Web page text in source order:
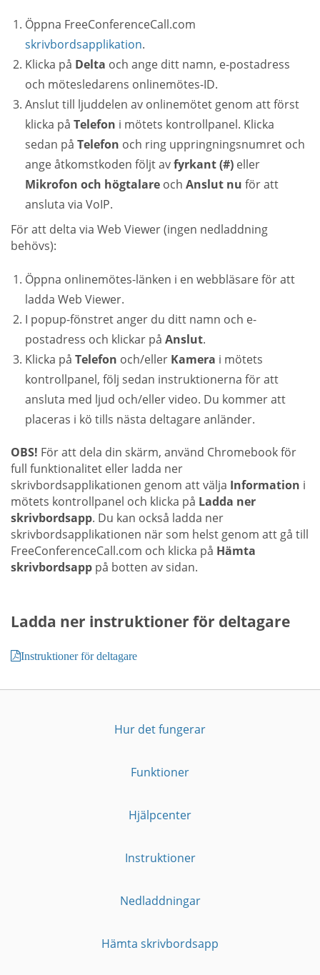
Öppna FreeConferenceCall.com
skrivbordsapplikation.
Klicka på Delta och ange ditt namn, e-postadress
och mötesledarens onlinemötes-ID.
Anslut till ljuddelen av onlinemötet genom att först
klicka på Telefon i mötets kontrollpanel. Klicka
sedan på Telefon och ring uppringningsnumret och
ange åtkomstkoden följt avfyrkant (#) eller
Mikrofon och högtalare och Anslut nu för att
ansluta via VoIP.
För att delta via Web Viewer (ingen nedladdning
behövs):
Öppna onlinemötes-länken i en webbläsare för att
ladda Web Viewer.
I popup-fönstret anger du ditt namn och e-
postadress och klickar på Anslut.
Klicka på Telefon och/eller Kamera i mötets
kontrollpanel, följ sedan instruktionerna för att
ansluta med ljud och/eller video. Du kommer att
placeras i kö tills nästa deltagare anländer.
OBS! För att dela din skärm, använd Chromebook för
full funktionalitet eller ladda ner
skrivbordsapplikationen genom att välja Information i
mötets kontrollpanel och klicka på Ladda ner
skrivbordsapp. Du kan också ladda ner
skrivbordsapplikationen när som helst genom att gå till
FreeConferenceCall.com och klicka på Hämta
skrivbordsapp på botten av sidan.
Ladda ner instruktioner för deltagare
Instruktioner för deltagare
Hur det fungerar
Funktioner
Hjälpcenter
Instruktioner
Nedladdningar
Hämta skrivbordsapp